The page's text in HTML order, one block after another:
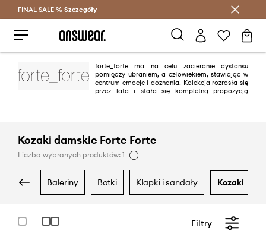
Oszczędzaj z Answear Club >
FINAL SALE % Szczegóły
forte_forte ma na celu zacieranie dystansu
pomiędzy ubraniem, a człowiekiem, stawiając w
centrum emocje i doznania. Kolekcja rozrosła się
przez lata i stała się kompletną propozycją
Kozaki damskie Forte Forte
Liczba wybranych produktów: 1
baleriny botki klapki i sandały kozaki
Filtry